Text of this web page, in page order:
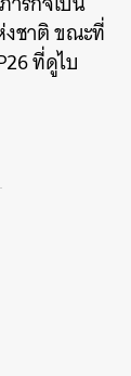
งชาติ ขณะที่
ที่ดูไบ